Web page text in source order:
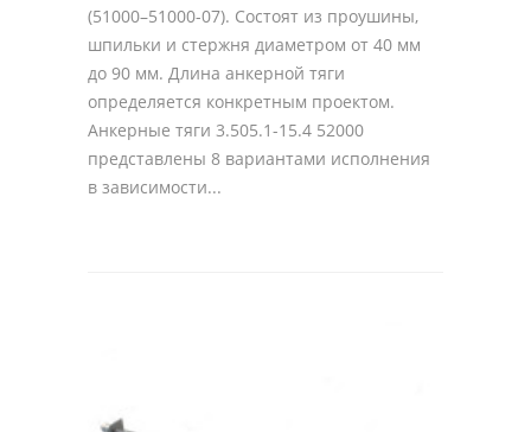
(51000–51000-07). Состоят из проушины,
шпильки и стержня диаметром от 40 мм
до 90 мм. Длина анкерной тяги
определяется конкретным проектом.
Анкерные тяги 3.505.1-15.4 52000
представлены 8 вариантами исполнения
в зависимости...